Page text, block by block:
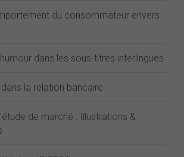
du consommateur envers
dans les sous-titres interlingues
la relation bancaire
de marché : Illustrations &